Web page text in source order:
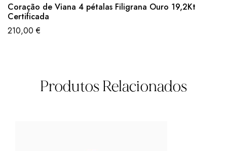
Coração de Viana 4 pétalas Filigrana Ouro 19,2Kt
Certificada
210,00€
Produtos Relacionados